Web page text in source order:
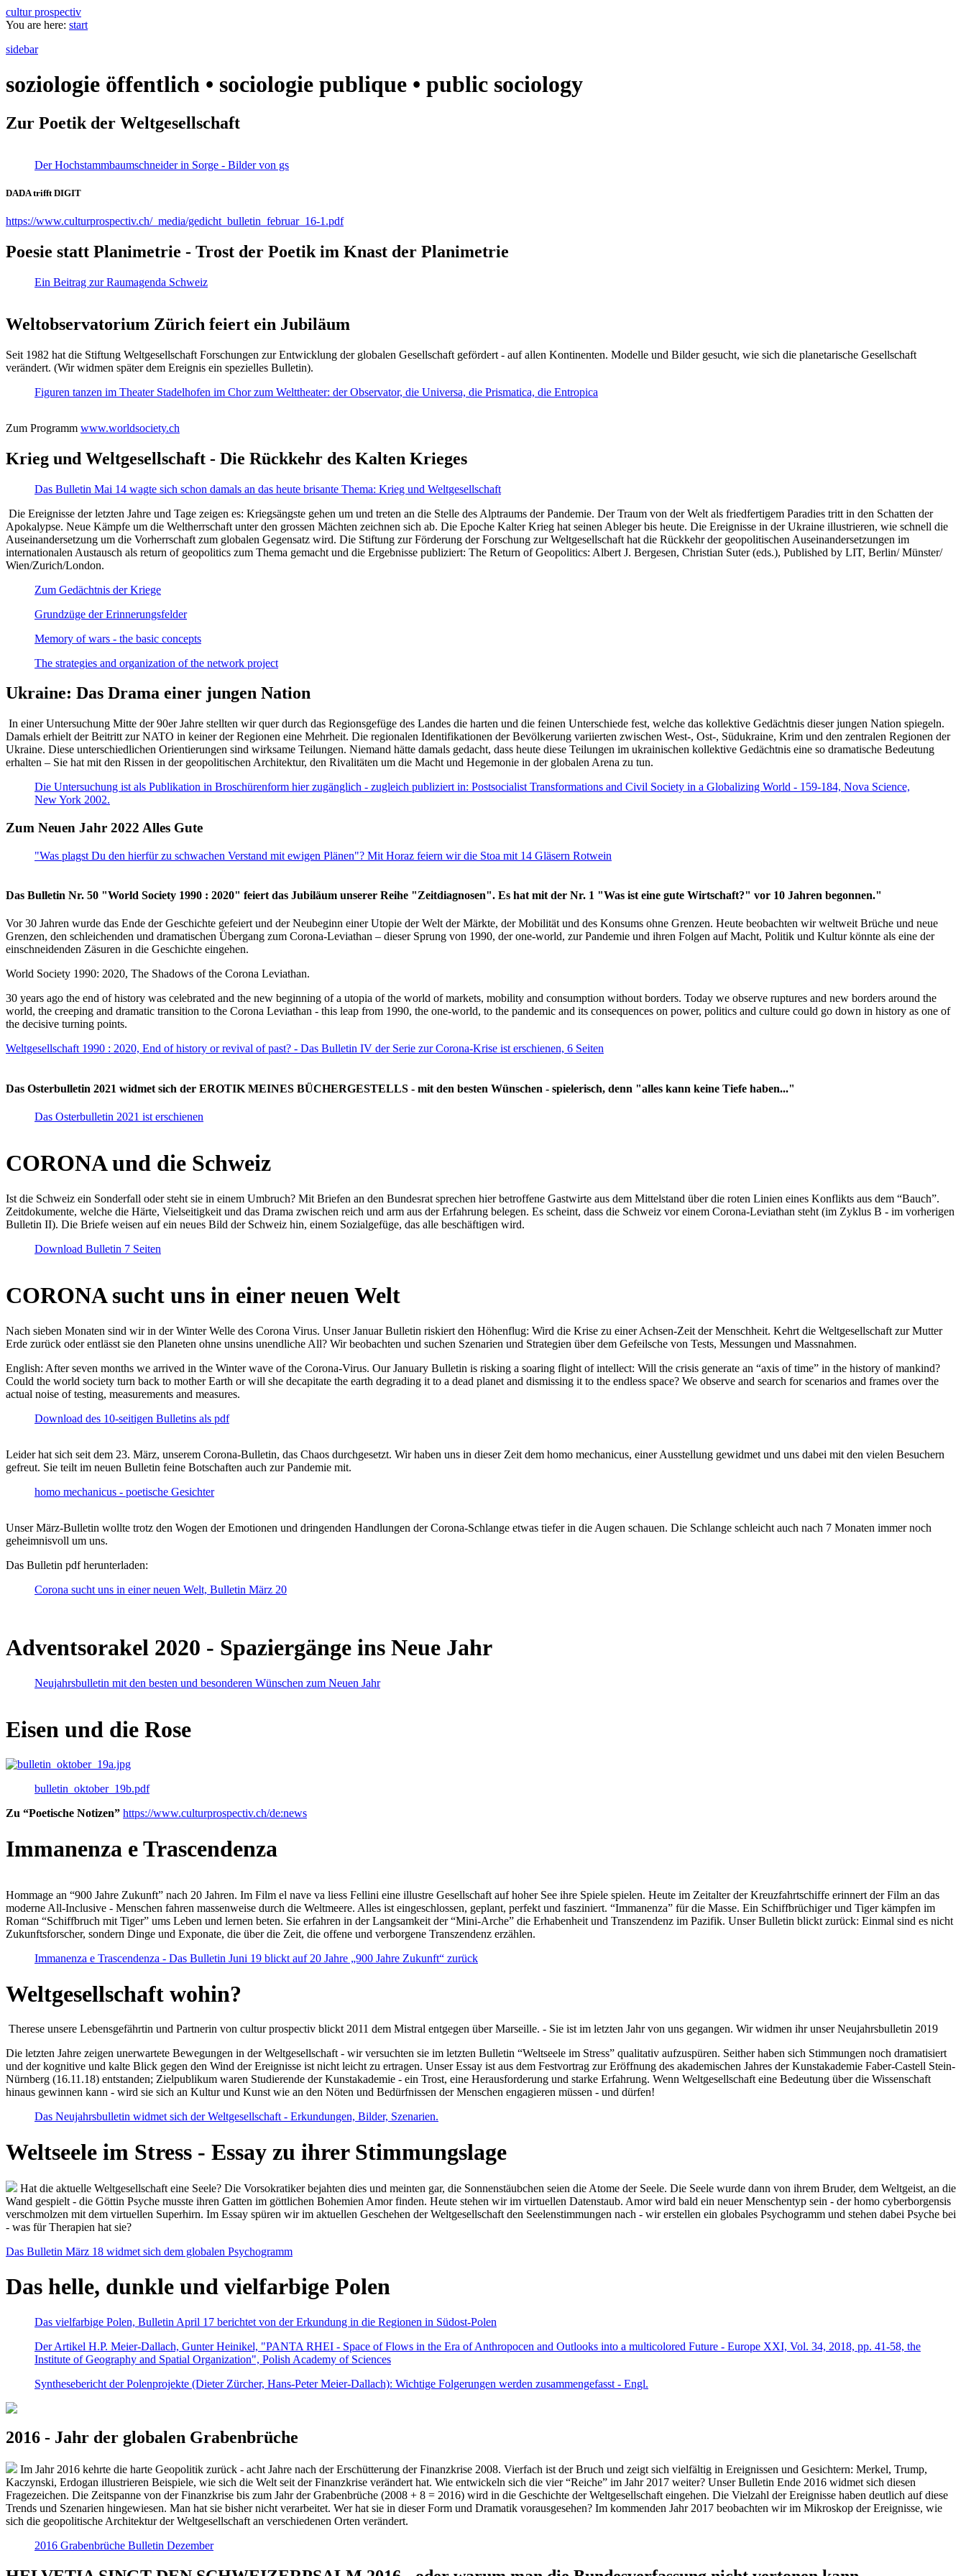
cultur prospectiv
You are here: start
sidebar
soziologie öffentlich • sociologie publique • public sociology
Zur Poetik der Weltgesellschaft
Der Hochstammbaumschneider in Sorge - Bilder von gs
DADA trifft DIGIT
https://www.culturprospectiv.ch/_media/gedicht_bulletin_februar_16-1.pdf
Poesie statt Planimetrie - Trost der Poetik im Knast der Planimetrie
Ein Beitrag zur Raumagenda Schweiz
Weltobservatorium Zürich feiert ein Jubiläum
Seit 1982 hat die Stiftung Weltgesellschaft Forschungen zur Entwicklung der globalen Gesellschaft gefördert - auf allen Kontinenten. Modelle und Bilder gesucht, wie sich die planetarische Gesellschaft
verändert. (Wir widmen später dem Ereignis ein spezielles Bulletin).
Figuren tanzen im Theater Stadelhofen im Chor zum Welttheater: der Observator, die Universa, die Prismatica, die Entropica
Zum Programm www.worldsociety.ch
Krieg und Weltgesellschaft - Die Rückkehr des Kalten Krieges
Das Bulletin Mai 14 wagte sich schon damals an das heute brisante Thema: Krieg und Weltgesellschaft
Die Ereignisse der letzten Jahre und Tage zeigen es: Kriegsängste gehen um und treten an die Stelle des Alptraums der Pandemie. Der Traum von der Welt als friedfertigem Paradies tritt in den Schatten der
Apokalypse. Neue Kämpfe um die Weltherrschaft unter den grossen Mächten zeichnen sich ab. Die Epoche Kalter Krieg hat seinen Ableger bis heute. Die Ereignisse in der Ukraine illustrieren, wie schnell die
Auseinandersetzung um die Vorherrschaft zum globalen Gegensatz wird. Die Stiftung zur Förderung der Forschung zur Weltgesellschaft hat die Rückkehr der geopolitischen Auseinandersetzungen im
internationalen Austausch als return of geopolitics zum Thema gemacht und die Ergebnisse publiziert: The Return of Geopolitics: Albert J. Bergesen, Christian Suter (eds.), Published by LIT, Berlin/ Münster/
Wien/Zurich/London.
Zum Gedächtnis der Kriege
Grundzüge der Erinnerungsfelder
Memory of wars - the basic concepts
The strategies and organization of the network project
Ukraine: Das Drama einer jungen Nation
In einer Untersuchung Mitte der 90er Jahre stellten wir quer durch das Regionsgefüge des Landes die harten und die feinen Unterschiede fest, welche das kollektive Gedächtnis dieser jungen Nation spiegeln.
Damals erhielt der Beitritt zur NATO in keiner der Regionen eine Mehrheit. Die regionalen Identifikationen der Bevölkerung variierten zwischen West-, Ost-, Südukraine, Krim und den zentralen Regionen der
Ukraine. Diese unterschiedlichen Orientierungen sind wirksame Teilungen. Niemand hätte damals gedacht, dass heute diese Teilungen im ukrainischen kollektive Gedächtnis eine so dramatische Bedeutung
erhalten – Sie hat mit den Rissen in der geopolitischen Architektur, den Rivalitäten um die Macht und Hegemonie in der globalen Arena zu tun.
Die Untersuchung ist als Publikation in Broschürenform hier zugänglich - zugleich publiziert in: Postsocialist Transformations and Civil Society in a Globalizing World - 159-184, Nova Science,
New York 2002.
Zum Neuen Jahr 2022 Alles Gute
"Was plagst Du den hierfür zu schwachen Verstand mit ewigen Plänen"? Mit Horaz feiern wir die Stoa mit 14 Gläsern Rotwein
Das Bulletin Nr. 50 "World Society 1990 : 2020" feiert das Jubiläum unserer Reihe "Zeitdiagnosen". Es hat mit der Nr. 1 "Was ist eine gute Wirtschaft?" vor 10 Jahren begonnen."
Vor 30 Jahren wurde das Ende der Geschichte gefeiert und der Neubeginn einer Utopie der Welt der Märkte, der Mobilität und des Konsums ohne Grenzen. Heute beobachten wir weltweit Brüche und neue
Grenzen, den schleichenden und dramatischen Übergang zum Corona-Leviathan – dieser Sprung von 1990, der one-world, zur Pandemie und ihren Folgen auf Macht, Politik und Kultur könnte als eine der
einschneidenden Zäsuren in die Geschichte eingehen.
World Society 1990: 2020, The Shadows of the Corona Leviathan.
30 years ago the end of history was celebrated and the new beginning of a utopia of the world of markets, mobility and consumption without borders. Today we observe ruptures and new borders around the
world, the creeping and dramatic transition to the Corona Leviathan - this leap from 1990, the one-world, to the pandemic and its consequences on power, politics and culture could go down in history as one of
the decisive turning points.
Weltgesellschaft 1990 : 2020, End of history or revival of past? - Das Bulletin IV der Serie zur Corona-Krise ist erschienen, 6 Seiten
Das Osterbulletin 2021 widmet sich der EROTIK MEINES BÜCHERGESTELLS - mit den besten Wünschen - spielerisch, denn "alles kann keine Tiefe haben..."
Das Osterbulletin 2021 ist erschienen
CORONA und die Schweiz
Ist die Schweiz ein Sonderfall oder steht sie in einem Umbruch? Mit Briefen an den Bundesrat sprechen hier betroffene Gastwirte aus dem Mittelstand über die roten Linien eines Konflikts aus dem “Bauch”.
Zeitdokumente, welche die Härte, Vielseitigkeit und das Drama zwischen reich und arm aus der Erfahrung belegen. Es scheint, dass die Schweiz vor einem Corona-Leviathan steht (im Zyklus B - im vorherigen
Bulletin II). Die Briefe weisen auf ein neues Bild der Schweiz hin, einem Sozialgefüge, das alle beschäftigen wird.
Download Bulletin 7 Seiten
CORONA sucht uns in einer neuen Welt
Nach sieben Monaten sind wir in der Winter Welle des Corona Virus. Unser Januar Bulletin riskiert den Höhenflug: Wird die Krise zu einer Achsen-Zeit der Menschheit. Kehrt die Weltgesellschaft zur Mutter
Erde zurück oder entlässt sie den Planeten ohne unsins unendliche All? Wir beobachten und suchen Szenarien und Strategien über dem Gefeilsche von Tests, Messungen und Massnahmen.
English: After seven months we arrived in the Winter wave of the Corona-Virus. Our January Bulletin is risking a soaring flight of intellect: Will the crisis generate an “axis of time” in the history of mankind?
Could the world society turn back to mother Earth or will she decapitate the earth degrading it to a dead planet and dismissing it to the endless space? We observe and search for scenarios and frames over the
actual noise of testing, measurements and measures.
Download des 10-seitigen Bulletins als pdf
Leider hat sich seit dem 23. März, unserem Corona-Bulletin, das Chaos durchgesetzt. Wir haben uns in dieser Zeit dem homo mechanicus, einer Ausstellung gewidmet und uns dabei mit den vielen Besuchern
gefreut. Sie teilt im neuen Bulletin feine Botschaften auch zur Pandemie mit.
homo mechanicus - poetische Gesichter
Unser März-Bulletin wollte trotz den Wogen der Emotionen und dringenden Handlungen der Corona-Schlange etwas tiefer in die Augen schauen. Die Schlange schleicht auch nach 7 Monaten immer noch
geheimnisvoll um uns.
Das Bulletin pdf herunterladen:
Corona sucht uns in einer neuen Welt, Bulletin März 20
Adventsorakel 2020 - Spaziergänge ins Neue Jahr
Neujahrsbulletin mit den besten und besonderen Wünschen zum Neuen Jahr
Eisen und die Rose
bulletin_oktober_19b.pdf
Zu “Poetische Notizen” https://www.culturprospectiv.ch/de:news
Immanenza e Trascendenza
Hommage an “900 Jahre Zukunft” nach 20 Jahren. Im Film el nave va liess Fellini eine illustre Gesellschaft auf hoher See ihre Spiele spielen. Heute im Zeitalter der Kreuzfahrtschiffe erinnert der Film an das
moderne All-Inclusive - Menschen fahren massenweise durch die Weltmeere. Alles ist eingeschlossen, geplant, perfekt und fasziniert. “Immanenza” für die Masse. Ein Schiffbrüchiger und Tiger kämpfen im
Roman “Schiffbruch mit Tiger” ums Leben und lernen beten. Sie erfahren in der Langsamkeit der “Mini-Arche” die Erhabenheit und Transzendenz im Pazifik. Unser Bulletin blickt zurück: Einmal sind es nicht
Zukunftsforscher, sondern Dinge und Exponate, die über die Zeit, die offene und verborgene Transzendenz erzählen.
Immanenza e Trascendenza - Das Bulletin Juni 19 blickt auf 20 Jahre „900 Jahre Zukunft“ zurück
Weltgesellschaft wohin?
Therese unsere Lebensgefährtin und Partnerin von cultur prospectiv blickt 2011 dem Mistral entgegen über Marseille. - Sie ist im letzten Jahr von uns gegangen. Wir widmen ihr unser Neujahrsbulletin 2019
Die letzten Jahre zeigen unerwartete Bewegungen in der Weltgesellschaft - wir versuchten sie im letzten Bulletin “Weltseele im Stress” qualitativ aufzuspüren. Seither haben sich Stimmungen noch dramatisiert
und der kognitive und kalte Blick gegen den Wind der Ereignisse ist nicht leicht zu ertragen. Unser Essay ist aus dem Festvortrag zur Eröffnung des akademischen Jahres der Kunstakademie Faber-Castell Stein-
Nürnberg (16.11.18) entstanden; Zielpublikum waren Studierende der Kunstakademie - ein Trost, eine Herausforderung und starke Erfahrung. Wenn Weltgesellschaft eine Bedeutung über die Wissenschaft
hinaus gewinnen kann - wird sie sich an Kultur und Kunst wie an den Nöten und Bedürfnissen der Menschen engagieren müssen - und dürfen!
Das Neujahrsbulletin widmet sich der Weltgesellschaft - Erkundungen, Bilder, Szenarien.
Weltseele im Stress - Essay zu ihrer Stimmungslage
Hat die aktuelle Weltgesellschaft eine Seele? Die Vorsokratiker bejahten dies und meinten gar, die Sonnenstäubchen seien die Atome der Seele. Die Seele wurde dann von ihrem Bruder, dem Weltgeist, an die
Wand gespielt - die Göttin Psyche musste ihren Gatten im göttlichen Bohemien Amor finden. Heute stehen wir im virtuellen Datenstaub. Amor wird bald ein neuer Menschentyp sein - der homo cyberborgensis
verschmolzen mit dem virtuellen Superhirn. Im Essay spüren wir im aktuellen Geschehen der Weltgesellschaft den Seelenstimmungen nach - wir erstellen ein globales Psychogramm und stehen dabei Psyche bei
- was für Therapien hat sie?
Das Bulletin März 18 widmet sich dem globalen Psychogramm
Das helle, dunkle und vielfarbige Polen
Das vielfarbige Polen, Bulletin April 17 berichtet von der Erkundung in die Regionen in Südost-Polen
Der Artikel H.P. Meier-Dallach, Gunter Heinikel, "PANTA RHEI - Space of Flows in the Era of Anthropocen and Outlooks into a multicolored Future - Europe XXI, Vol. 34, 2018, pp. 41-58, the
Institute of Geography and Spatial Organization", Polish Academy of Sciences
Synthesebericht der Polenprojekte (Dieter Zürcher, Hans-Peter Meier-Dallach): Wichtige Folgerungen werden zusammengefasst - Engl.
2016 - Jahr der globalen Grabenbrüche
Im Jahr 2016 kehrte die harte Geopolitik zurück - acht Jahre nach der Erschütterung der Finanzkrise 2008. Vierfach ist der Bruch und zeigt sich vielfältig in Ereignissen und Gesichtern: Merkel, Trump,
Kaczynski, Erdogan illustrieren Beispiele, wie sich die Welt seit der Finanzkrise verändert hat. Wie entwickeln sich die vier “Reiche” im Jahr 2017 weiter? Unser Bulletin Ende 2016 widmet sich diesen
Fragezeichen. Die Zeitspanne von der Finanzkrise bis zum Jahr der Grabenbrüche (2008 + 8 = 2016) wird in die Geschichte der Weltgesellschaft eingehen. Die Vielzahl der Ereignisse haben deutlich auf diese
Trends und Szenarien hingewiesen. Man hat sie bisher nicht verarbeitet. Wer hat sie in dieser Form und Dramatik vorausgesehen? Im kommenden Jahr 2017 beobachten wir im Mikroskop der Ereignisse, wie
sich die geopolitische Architektur der Weltgesellschaft an verschiedenen Orten verändert.
2016 Grabenbrüche Bulletin Dezember